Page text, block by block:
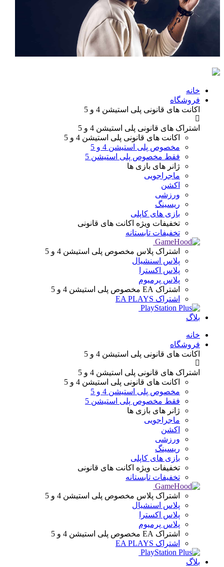
خانه
فروشگاه
اکانت های قانونی پلی استیشن 4 و 5
اشتراک های قانونی پلی استیشن 4 و 5
اکانت های قانونی پلی استیشن 4 و 5
مخصوص پلی استیشن 4 و 5
فقط مخصوص پلی استیشن 5
ژانر های بازی ها
ماجراجویی
اکشن
ورزشی
ریسینگ
بازی های کاپلی
تخفیفات ویژه اکانت های قانونی
تخفیفات تابستانه
اشتراک پلاس مخصوص پلی استیشن 4 و 5
پلاس اسنشیال
پلاس اکسترا
پلاس پرمیوم
اشتراک EA
مخصوص پلی استیشن 4 و 5
اشتراک EA PLAYS
بلاگ
Menu
خانه
فروشگاه
اکانت های قانونی پلی استیشن 4 و 5
اشتراک های قانونی پلی استیشن 4 و 5
اکانت های قانونی پلی استیشن 4 و 5
مخصوص پلی استیشن 4 و 5
فقط مخصوص پلی استیشن 5
ژانر های بازی ها
ماجراجویی
اکشن
ورزشی
ریسینگ
بازی های کاپلی
تخفیفات ویژه اکانت های قانونی
تخفیفات تابستانه
اشتراک پلاس مخصوص پلی استیشن 4 و 5
پلاس اسنشیال
پلاس اکسترا
پلاس پرمیوم
اشتراک EA
مخصوص پلی استیشن 4 و 5
اشتراک EA PLAYS
بلاگ